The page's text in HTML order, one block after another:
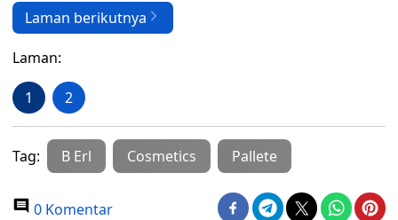
Laman berikutnya
Laman:
1 2
Tag: B Erl Cosmetics Pallete
0 Komentar